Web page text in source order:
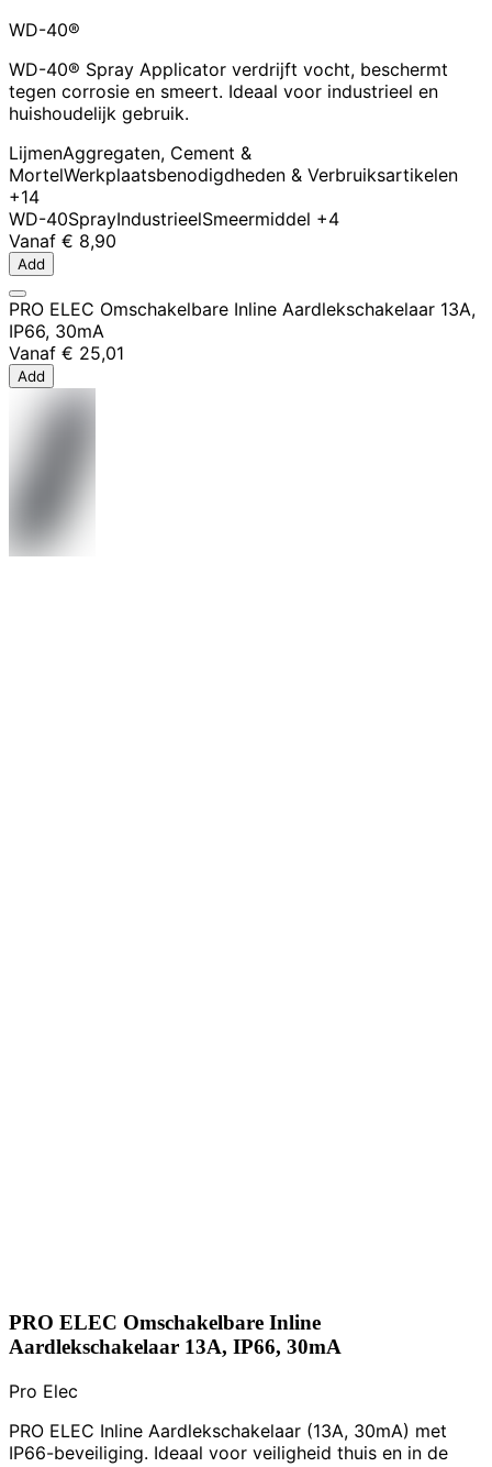
WD-40®
WD-40® Spray Applicator verdrijft vocht, beschermt
tegen corrosie en smeert. Ideaal voor industrieel en
huishoudelijk gebruik.
LijmenAggregaten, Cement &
MortelWerkplaatsbenodigdheden & Verbruiksartikelen
+14
WD-40SprayIndustrieelSmeermiddel +4
Vanaf € 8,90
Add
PRO ELEC Omschakelbare Inline Aardlekschakelaar 13A,
IP66, 30mA
Vanaf € 25,01
Add
PRO ELEC Omschakelbare Inline
Aardlekschakelaar 13A, IP66, 30mA
Pro Elec
PRO ELEC Inline Aardlekschakelaar (13A, 30mA) met
IP66-beveiliging. Ideaal voor veiligheid thuis en in de